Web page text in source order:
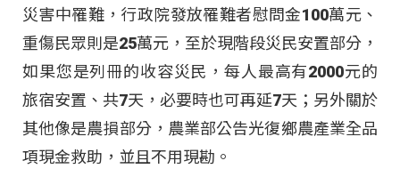
災害中罹難，行政院發放罹難者慰問金100萬元、
重傷民眾則是25萬元，至於現階段災民安置部分，
如果您是列冊的收容災民，每人最高有2000元的
旅宿安置、共7天，必要時也可再延7天；另外關於
其他像是農損部分，農業部公告光復鄉農產業全品
項現金救助，並且不用現勘。